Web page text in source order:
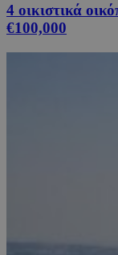
4 οικιστικά
€100,000